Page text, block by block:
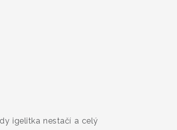
igelitka nestačí a celý